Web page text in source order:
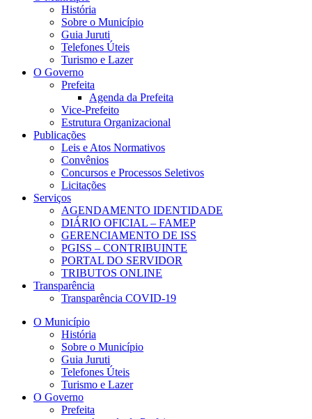
História
Sobre o Município
Guia Juruti
Telefones Úteis
Turismo e Lazer
O Governo
Prefeita
Agenda da Prefeita
Vice-Prefeito
Estrutura Organizacional
Publicações
Leis e Atos Normativos
Convênios
Concursos e Processos Seletivos
Licitações
Serviços
AGENDAMENTO IDENTIDADE
DIÁRIO OFICIAL – FAMEP
GERENCIAMENTO DE ISS
PGISS – CONTRIBUINTE
PORTAL DO SERVIDOR
TRIBUTOS ONLINE
Transparência
Transparência COVID-19
O Município
História
Sobre o Município
Guia Juruti
Telefones Úteis
Turismo e Lazer
O Governo
Prefeita